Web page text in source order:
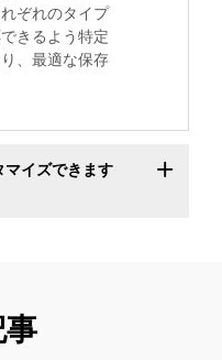
ぞれのタイプ
きるよう特定
、最適な保存
イズできます
事